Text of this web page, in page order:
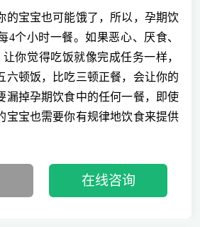
宝宝也可能饿了，所以，孕期饮
4个小时一餐。如果恶心、厌食、
你觉得吃饭就像完成任务一样，
六顿饭，比吃三顿正餐，会让你的
漏掉孕期饮食中的任何一餐，即使
宝宝也需要你有规律地饮食来提供
在线咨询